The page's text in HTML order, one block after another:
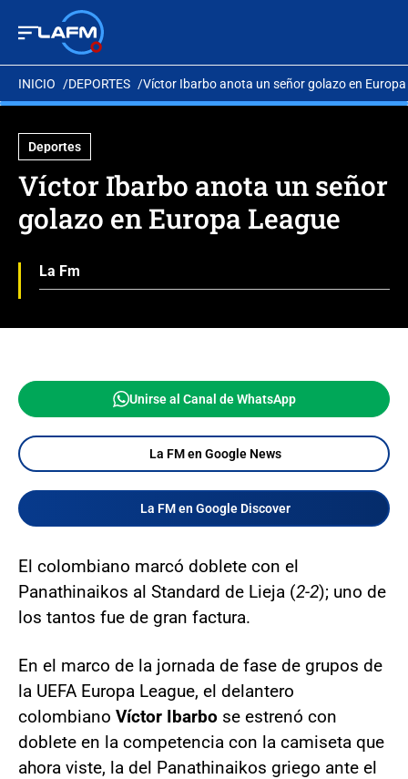
INICIO DEPORTES Víctor Ibarbo anota un señor golazo en
Deportes
Víctor Ibarbo anota un señor
golazo en Europa League
La Fm
Unirse al Canal de WhatsApp
La FM en Google News
La FM en Google Discover
El colombiano marcó doblete con el
Panathinaikos al Standard de Lieja (2-2); uno de
los tantos fue de gran factura.
En el marco de la jornada de fase de grupos de
la UEFA Europa League, el delantero
colombiano Víctor Ibarbo se estrenó con
doblete en la competencia con la camiseta que
ahora viste, la del Panathinaikos griego ante el